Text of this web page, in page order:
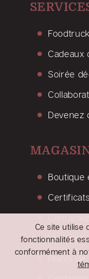
Ce site utilise
fonctionnalités
conformément à
Cadeaux
Soirée
Devenez
Boutique
Livraison
Points